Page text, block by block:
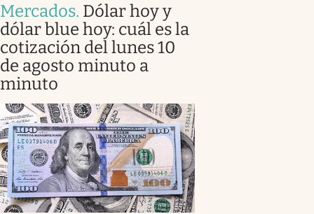
Mercados. Dólar hoy y
dólar blue hoy: cuál es la
cotización del lunes 10
de agosto minuto a
minuto